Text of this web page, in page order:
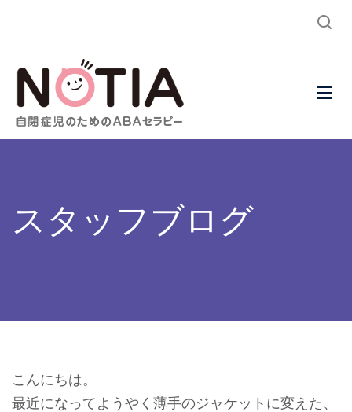
スタッフブログ
こんにちは。
最近になってようやく薄手のジャケットに変えた、